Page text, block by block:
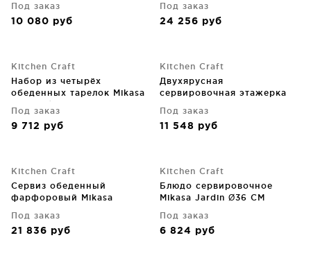
Под заказ
10 080 руб
Под заказ
24 256 руб
Kitchen Craft
Набор из четырёх
обеденных тарелок Mikasa
Jardin Ø27 CM
Под заказ
9 712 руб
Kitchen Craft
Двухярусная
сервировочная этажерка
Под заказ
11 548 руб
Kitchen Craft
Сервиз обеденный
фарфоровый Mikasa
Под заказ
21 836 руб
Kitchen Craft
Блюдо сервировочное
Mikasa Jardin Ø36 CM
Под заказ
6 824 руб